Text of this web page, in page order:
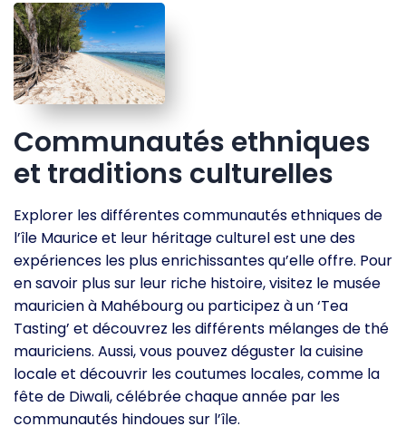
Communautés ethniques
et traditions culturelles
Explorer les différentes communautés ethniques de
l’île Maurice et leur héritage culturel est une des
expériences les plus enrichissantes qu’elle offre. Pour
en savoir plus sur leur riche histoire, visitez le musée
mauricien à Mahébourg ou participez à un ‘Tea
Tasting’ et découvrez les différents mélanges de thé
mauriciens. Aussi, vous pouvez déguster la cuisine
locale et découvrir les coutumes locales, comme la
fête de Diwali, célébrée chaque année par les
communautés hindoues sur l’île.